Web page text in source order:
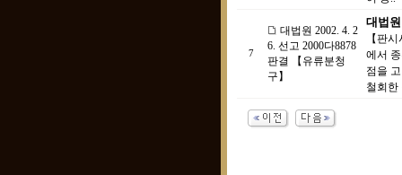
7
대법원 2002. 4. 2
6. 선고 2000다8878
판결 【유류분청
구】
대법
【판
에서
점을
철회한